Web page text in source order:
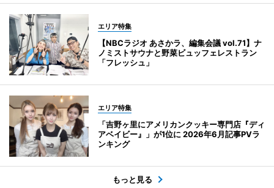
エリア特集
【NBCラジオ あさかラ、編集会議 vol.71】ナ
ノミストサウナと野菜ビュッフェレストラン
「フレッシュ」
エリア特集
「吉野ヶ里にアメリカンクッキー専門店『ディ
アベイビー』」が1位に 2026年6月記事PVラ
ンキング
もっと見る